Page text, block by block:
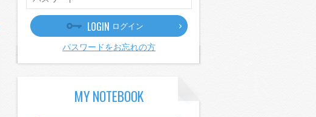
LOGIN ログイン
パスワードをお忘れの方
MY NOTEBOOK